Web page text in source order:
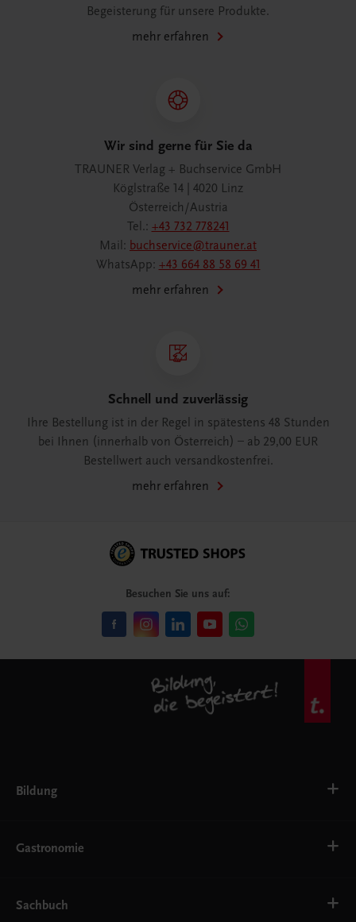
Begeisterung für unsere Produkte.
mehr erfahren
Wir sind gerne für Sie da
TRAUNER Verlag + Buchservice GmbH
Köglstraße 14 | 4020 Linz
Österreich/Austria
Tel.: +43 732 778241
Mail: buchservice@trauner.at
WhatsApp: +43 664 88 58 69 41
mehr erfahren
Schnell und zuverlässig
Ihre Bestellung ist in der Regel in spätestens 48 Stunden
bei Ihnen (innerhalb von Österreich) – ab 29,00 EUR
Bestellwert auch versandkostenfrei.
mehr erfahren
Besuchen Sie uns auf:
Bildung
AHS
EWF/ZWF
FW
Gastronomie
Getränke
Sachbuch